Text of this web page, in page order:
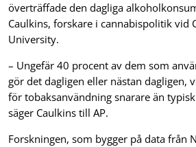
överträffade den dagliga
Caulkins, forskare i cannabispolitik vid
University.
– Ungefär 40 procent av dem som
gör det dagligen eller nästan dagligen,
för tobaksanvändning snarare än
säger Caulkins till AP.
Forskningen, som bygger på data från